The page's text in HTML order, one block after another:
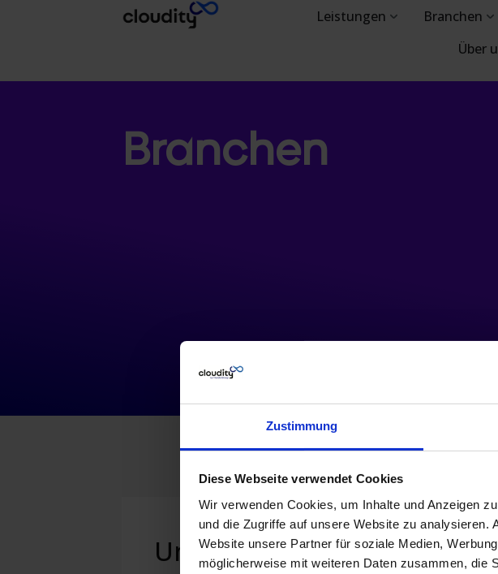
Zustimmung
Diese Webseite verwendet Cookies
Wir verwenden Cookies, um Inhalte und Anzeigen
und die Zugriffe auf unsere Website zu analysieren.
Website unsere Partner für soziale Medien,
möglicherweise mit weiteren Daten zusammen, die
Leistungen Branchen
Über
Branchen
Unsere Industrien